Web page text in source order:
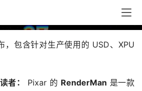
增 USD 和 XPU 更新
，包含针对生产使用的 USD、XPU
者： Pixar 的 RenderMan 是一款